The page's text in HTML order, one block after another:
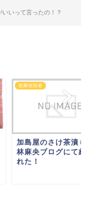
いって言ったの！？
歌舞伎役者
加島屋のさけ茶漬
林麻央ブログにて紹
れた！